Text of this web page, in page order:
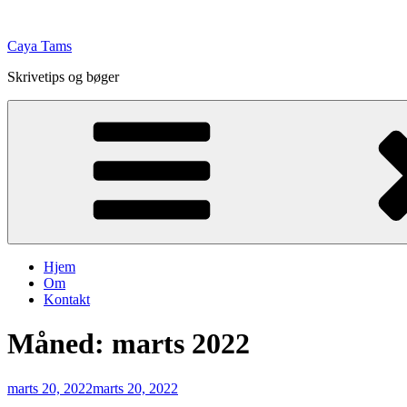
indhold
Caya Tams
Skrivetips og bøger
Hjem
Om
Kontakt
Måned: marts 2022
Udgivet
marts 20, 2022marts 20, 2022